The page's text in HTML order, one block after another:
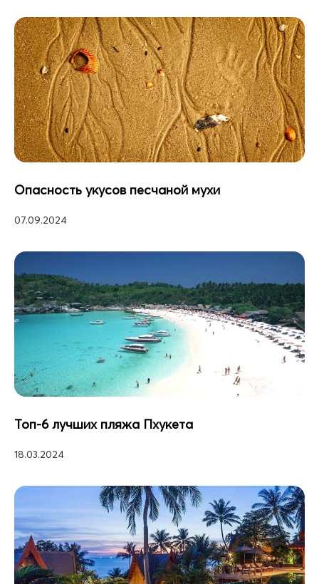
Опасность укусов песчаной мухи
07.09.2024
Топ-6 лучших пляжа Пхукета
18.03.2024